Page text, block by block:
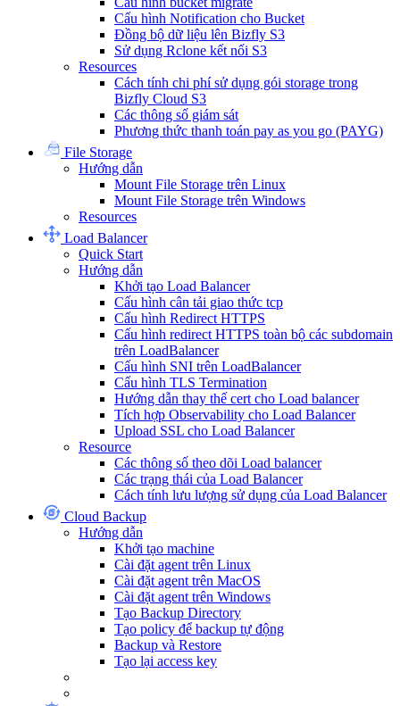
Cấu hình Notification cho Bucket
Đồng bộ dữ liệu lên Bizfly S3
Sử dụng Rclone kết nối S3
Resources
Cách tính chi phí sử dụng gói storage trong
Bizfly Cloud S3
Các thông số giám sát
Phương thức thanh toán pay as you go (PAYG)
File Storage
Hướng dẫn
Mount File Storage trên Linux
Mount File Storage trên Windows
Resources
Load Balancer
Quick Start
Hướng dẫn
Khởi tạo Load Balancer
Cấu hình cân tải giao thức tcp
Cấu hình Redirect HTTPS
Cấu hình redirect HTTPS toàn bộ các subdomain
trên LoadBalancer
Cấu hình SNI trên LoadBalancer
Cấu hình TLS Termination
Hướng dẫn thay thế cert cho Load balancer
Tích hợp Observability cho Load Balancer
Upload SSL cho Load Balancer
Resource
Các thông số theo dõi Load balancer
Các trạng thái của Load Balancer
Cách tính lưu lượng sử dụng của Load Balancer
Cloud Backup
Hướng dẫn
Khởi tạo machine
Cài đặt agent trên Linux
Cài đặt agent trên MacOS
Cài đặt agent trên Windows
Tạo Backup Directory
Tạo policy để backup tự động
Backup và Restore
Tạo lại access key